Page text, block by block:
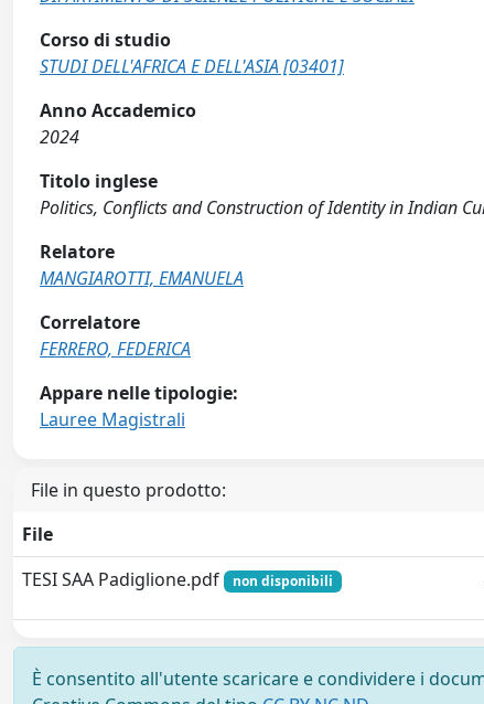
Corso di studio
STUDI DELL'AFRICA E DELL'ASIA [03401]
Anno Accademico
2024
Titolo inglese
Politics, Conflicts and Construction of Identity in Indian
Relatore
MANGIAROTTI, EMANUELA
Correlatore
FERRERO, FEDERICA
Appare nelle tipologie:
Lauree Magistrali
File in questo prodotto:
File
TESI SAA Padiglione.pdf
non disponibili
È consentito all'utente scaricare e condividere i